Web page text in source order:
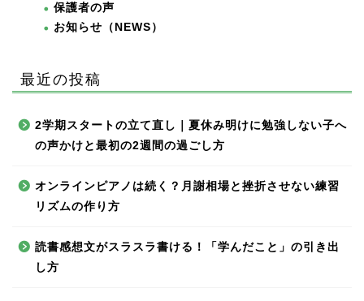
保護者の声
お知らせ（NEWS）
最近の投稿
2学期スタートの立て直し｜夏休み明けに勉強しない子へ
の声かけと最初の2週間の過ごし方
オンラインピアノは続く？月謝相場と挫折させない練習
リズムの作り方
読書感想文がスラスラ書ける！「学んだこと」の引き出
し方